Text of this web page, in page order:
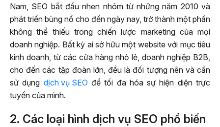
Nam, SEO bắt đầu nhen nhóm từ những năm 2010 và
phát triển bùng nổ cho đến ngày nay, trở thành một phần
không thể thiếu trong chiến lược marketing của mọi
doanh nghiệp. Bất kỳ ai sở hữu một website với mục tiêu
kinh doanh, từ các cửa hàng nhỏ lẻ, doanh nghiệp B2B,
cho đến các tập đoàn lớn, đều là đối tượng nên và cần
sử dụng dịch vụ SEO để tối đa hóa sự hiện diện trực
tuyến của mình.
2. Các loại hình dịch vụ SEO phổ biến